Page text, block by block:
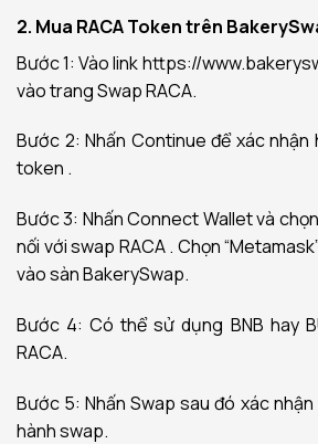
2. Mua RACA Token trên
Bước 1: Vào link https://
vào trang Swap RACA.
Bước 2: Nhấn Continue để xác nhận
token .
Bước 3: Nhấn Connect Wallet và
nối với swap RACA . Chọn
vào sàn BakerySwap.
Bước 4: Có thể sử dụng BNB hay
RACA.
Bước 5: Nhấn Swap sau đó xác
hành swap.